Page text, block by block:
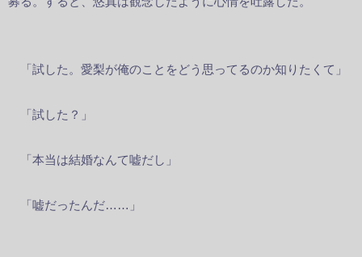
「試した。愛梨が俺のことをどう思ってるのか知りたくて」
「試した？」
「本当は結婚なんて嘘だし」
「嘘だったんだ……」